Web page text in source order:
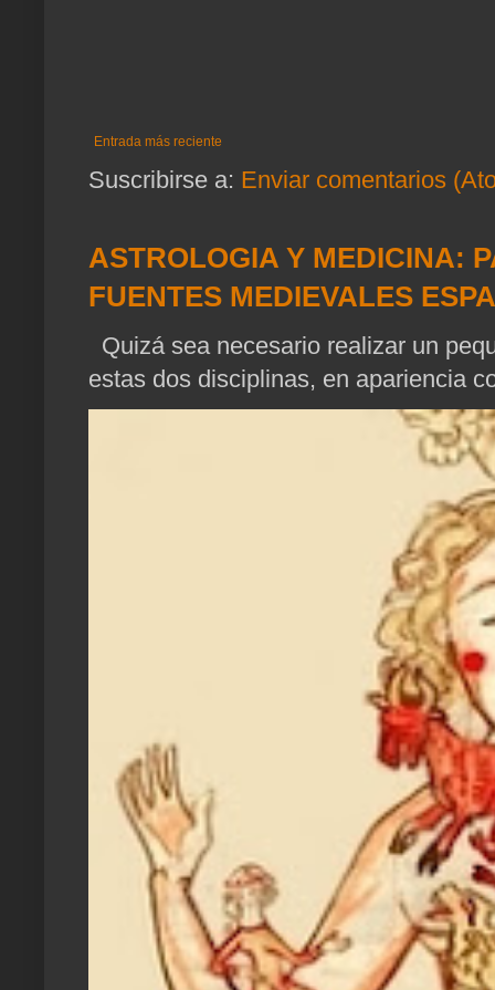
Entrada más reciente
Suscribirse a: Enviar comentarios
ASTROLOGIA Y MEDICINA:
FUENTES MEDIEVALES
Quizá sea necesario realizar un
estas dos disciplinas, en apariencia